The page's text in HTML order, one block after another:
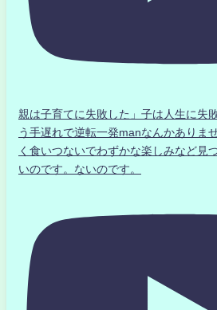
親は子育てに失敗した」子は人生に失
う手遅れで逆転一発manなんかありま
く食いつないでわずかな楽しみなど見
いのです。ないのです。